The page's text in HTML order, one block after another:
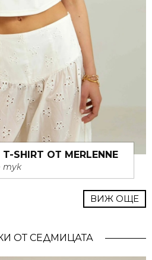
SHIRT ОТ MERLENNE
тук
ВИЖ ОЩЕ
ОТ СЕДМИЦАТА